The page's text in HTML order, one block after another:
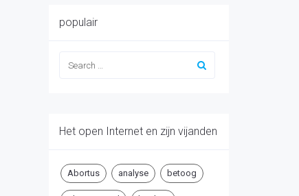
populair
Het open Internet en zijn vijanden
Abortus analyse betoog